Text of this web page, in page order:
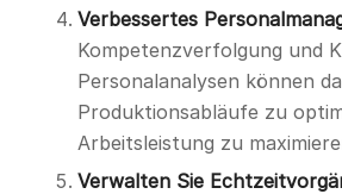
Verbessertes
Kompetenzverfolgung und
Personalanalysen können
Produktionsabläufe zu
Arbeitsleistung zu
Verwalten Sie